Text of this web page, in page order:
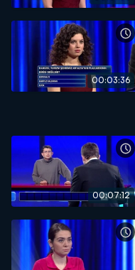
00:03:36
00:07:12